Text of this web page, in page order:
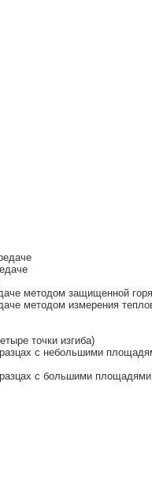
методом защищенной
методом измерения
точки изгиба)
с небольшими
с большими